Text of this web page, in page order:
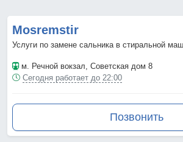
Mosremstir
Услуги по замене сальника в стиральной
м. Речной вокзал, Советская дом 8
Сегодня работает до 22:00
Позвонить